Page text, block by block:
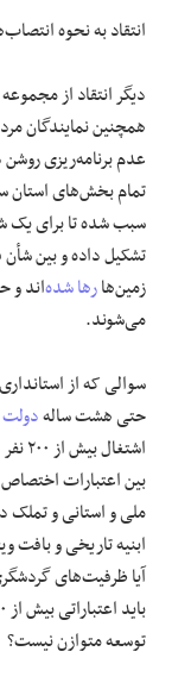
انتقاد به نحوه
دیگر انتقاد از
همچنین نمایندگان
عدم برنامه‌ریزی
تمام بخش‌های استان
سبب شده تا برای
تشکیل داده و بین
زمین‌هارها شده‌اند و
می‌شوند.
سوالی که از
حتی هشت سالهدولت
بین اعتبارات
ملی و استانی و تملک
ابنیه تاریخی و
آیا ظرفیت‌های
توسعه متوازن نیست؟